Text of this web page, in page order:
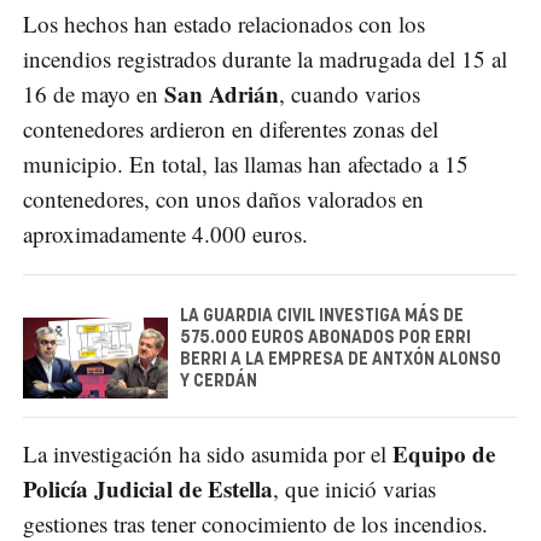
Los hechos han estado relacionados con los
incendios registrados durante la madrugada del 15 al
16 de mayo en San Adrián, cuando varios
contenedores ardieron en diferentes zonas del
municipio. En total, las llamas han afectado a 15
contenedores, con unos daños valorados en
aproximadamente 4.000 euros.
LA GUARDIA CIVIL INVESTIGA MÁS DE
575.000 EUROS ABONADOS POR ERRI
BERRI A LA EMPRESA DE ANTXÓN ALONSO
Y CERDÁN
La investigación ha sido asumida por el Equipo de
Policía Judicial de Estella, que inició varias
gestiones tras tener conocimiento de los incendios.